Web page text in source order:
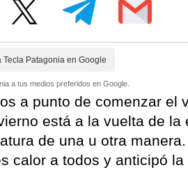
Tecla Patagonia en Google
a tus medios preferidos en Google.
a punto de comenzar el
está a la vuelta de la
de una u otra
calor a todos y anticipó la